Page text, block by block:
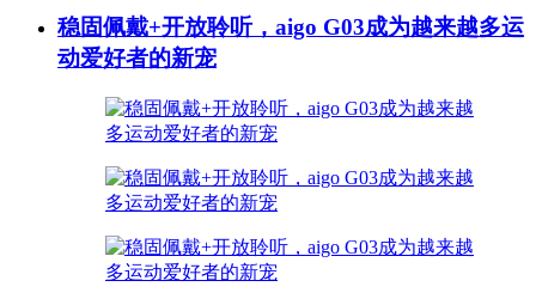
稳固佩戴+开放聆听，aigo G03成为越来越多运
动爱好者的新宠